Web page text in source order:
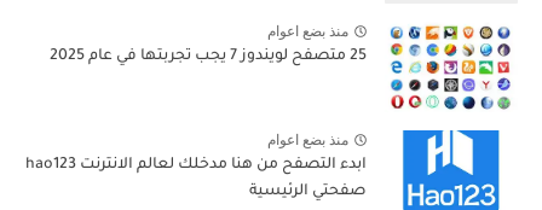
منذ بضع اعوام
25 متصفح لويندوز 7 يجب تجربتها في عام 2025
منذ بضع اعوام
ابدء التصفح من هنا مدخلك لعالم الانترنت hao123
صفحتي الرئيسية